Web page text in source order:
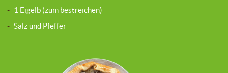
- 1 Eigelb (zum bestreichen)
- Salz und Pfeffer